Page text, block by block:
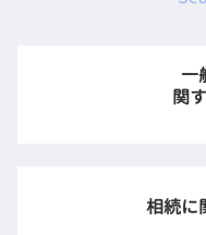
一
関
債権回収 差し押さ
相続に